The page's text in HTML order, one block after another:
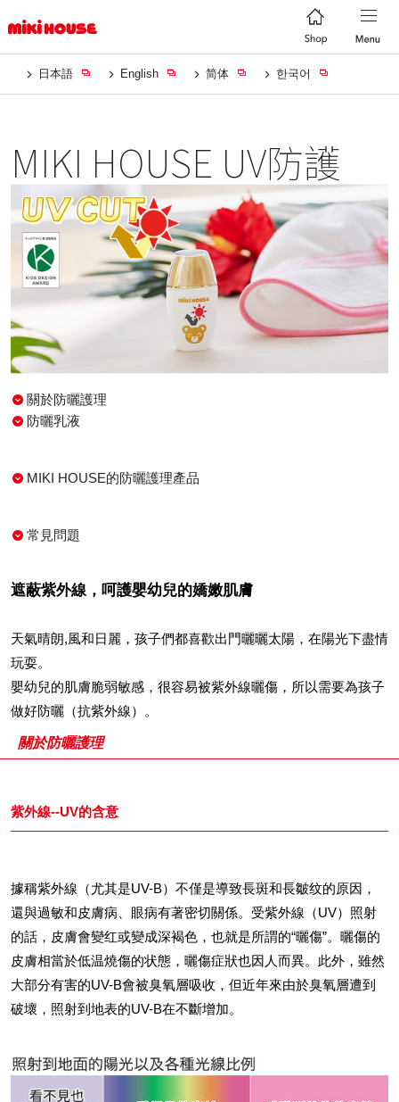
日本語 English 简体 한국어
MIKI HOUSE UV防護
關於防曬護理
防曬乳液
MIKI HOUSE的防曬護理產品
常見問題
遮蔽紫外線，呵護嬰幼兒的嬌嫩肌膚
天氣晴朗,風和日麗，孩子們都喜歡出門曬曬太陽，在陽光下盡情
玩耍。
嬰幼兒的肌膚脆弱敏感，很容易被紫外線曬傷，所以需要為孩子
做好防曬（抗紫外線）。
關於防曬護理
紫外線--UV的含意
據稱紫外線（尤其是UV-B）不僅是導致長斑和長皺纹的原因，
還與過敏和皮膚病、眼病有著密切關係。受紫外線（UV）照射
的話，皮膚會變红或變成深褐色，也就是所謂的“曬傷”。曬傷的
皮膚相當於低温燒傷的状態，曬傷症狀也因人而異。此外，雖然
大部分有害的UV-B會被臭氧層吸收，但近年來由於臭氧層遭到
破壞，照射到地表的UV-B在不斷增加。